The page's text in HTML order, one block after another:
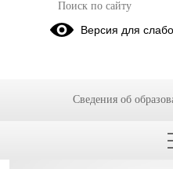
день улыбки
Версия для
Сведения об